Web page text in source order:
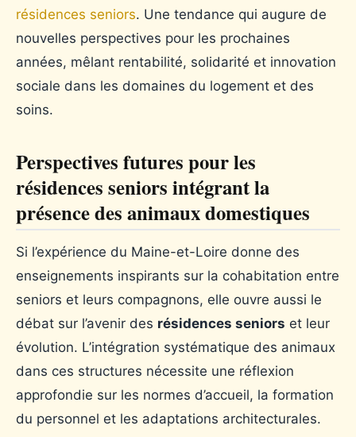
résidences seniors. Une tendance qui augure de
nouvelles perspectives pour les prochaines
années, mêlant rentabilité, solidarité et innovation
sociale dans les domaines du logement et des
soins.
Perspectives futures pour les
résidences seniors intégrant la
présence des animaux domestiques
Si l’expérience du Maine-et-Loire donne des
enseignements inspirants sur la cohabitation entre
seniors et leurs compagnons, elle ouvre aussi le
débat sur l’avenir des résidences seniors et leur
évolution. L’intégration systématique des animaux
dans ces structures nécessite une réflexion
approfondie sur les normes d’accueil, la formation
du personnel et les adaptations architecturales.